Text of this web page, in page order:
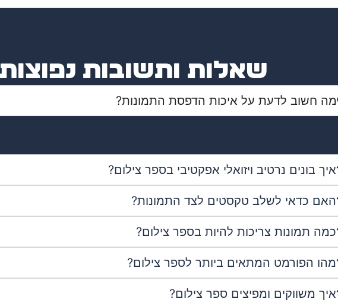
שאלות ותשובות נפוצות
מה חשוב לדעת על איכות הדפסת התמונות?
איך בונים נרטיב ויזואלי אפקטיבי בספר צילום?
האם כדאי לשלב טקסטים לצד התמונות?
כמה תמונות צריכות להיות בספר צילום?
מהו הפורמט המתאים ביותר לספר צילום?
איך משווקים ומפיצים ספר צילום?